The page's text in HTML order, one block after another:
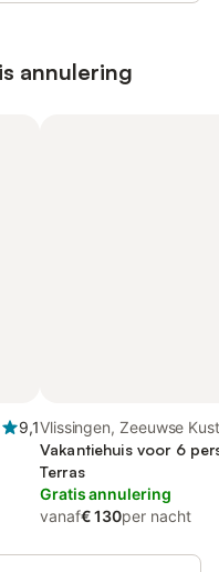
annulering
9,1Vlissingen, Zeeuwse Kust
Vakantiehuis voor 6
Terras
Gratis annulering
vanaf€ 130per nacht